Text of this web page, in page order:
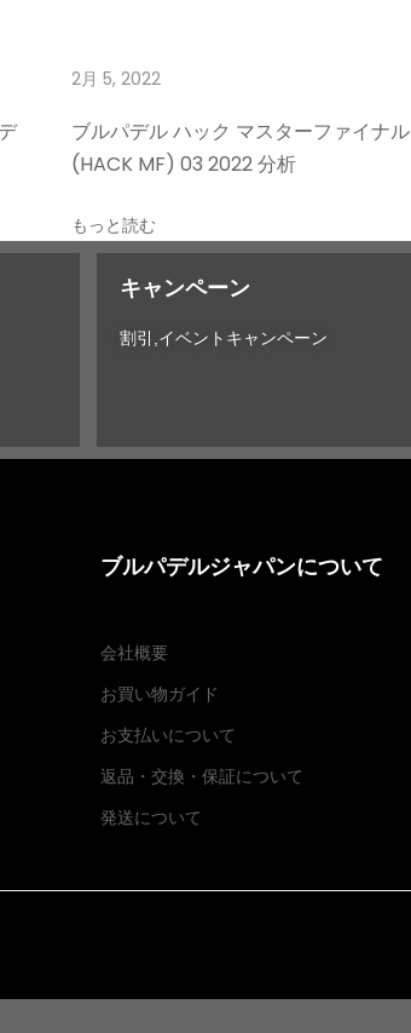
2月 5, 2022
ブルパデル ハック マスターファイナル
(HACK MF) 03 2022 分析
もっと読む
キャンペーン
割引,イベントキャンペーン
ブルパデルジャパンについて
会社概要
お買い物ガイド
お支払いについて
返品・交換 ・ 保証について
発送について